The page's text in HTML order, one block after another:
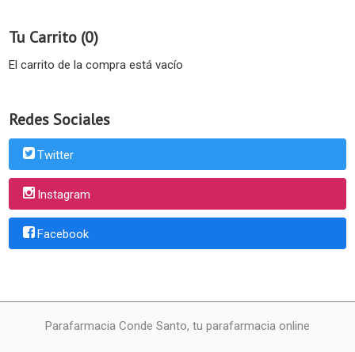
Tu Carrito (0)
El carrito de la compra está vacío
Redes Sociales
Twitter
Instagram
Facebook
Parafarmacia Conde Santo, tu parafarmacia online